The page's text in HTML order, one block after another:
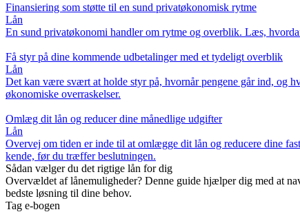
Finansiering som støtte til en sund privatøkonomisk rytme
Lån
En sund privatøkonomi handler om rytme og overblik. Læs,
Få styr på dine kommende udbetalinger med et tydeligt overblik
Lån
Det kan være svært at holde styr på, hvornår pengene går ind, og
økonomiske overraskelser.
Omlæg dit lån og reducer dine månedlige udgifter
Lån
Overvej om tiden er inde til at omlægge dit lån og reducere dine
kende, før du træffer beslutningen.
Sådan vælger du det rigtige lån for dig
Overvældet af lånemuligheder? Denne guide hjælper dig med at
bedste løsning til dine behov.
Tag e-bogen